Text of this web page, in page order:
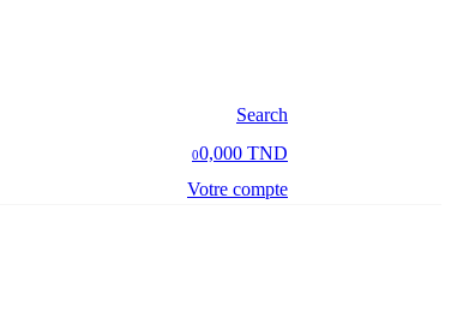
Search
00,000 TND
Votre compte